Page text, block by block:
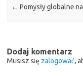
← Pomysły globalne
Dodaj komentarz
Musisz się zalogować,